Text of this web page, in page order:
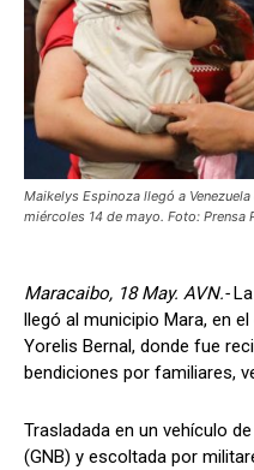
Maikelys Espinoza llegó a
miércoles 14 de mayo. Foto: Prensa
Maracaibo, 18 May. AVN.-
llegó al municipio Mara, en
Yorelis Bernal, donde fue
bendiciones por familiares,
Trasladada en un vehículo
(GNB) y escoltada por